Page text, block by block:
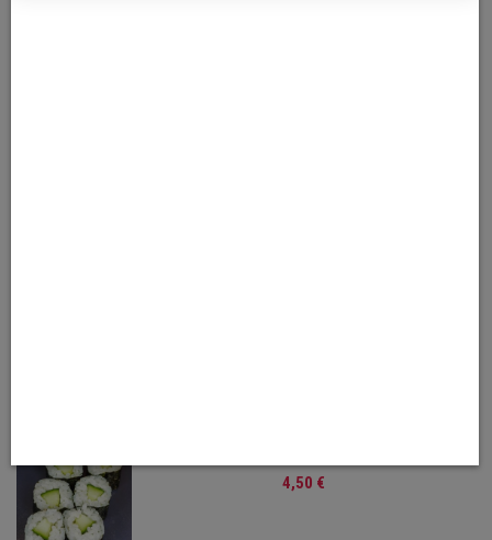
4,50 €